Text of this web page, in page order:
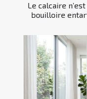
Le calcaire
bouilloire